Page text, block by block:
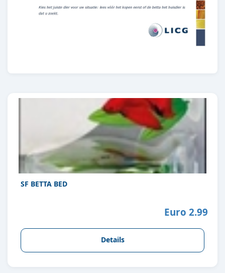
SF BETTA BED
Euro 2.99
Details